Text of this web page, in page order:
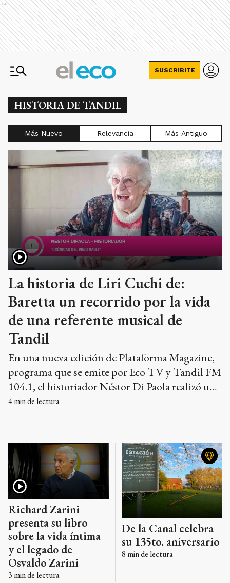
Ads
SUSCRIBITE
HISTORIA DE TANDIL
Más Nuevo Relevancia Más Antiguo
La historia de Liri Cuchi de:
Baretta un recorrido por la vida
de una referente musical de
Tandil
En una nueva edición de Plataforma Magazine,
programa que se emite por Eco TV y Tandil FM
104.1, el historiador Néstor Di Paola realizó un
emotivo homenaje a Liri Cucci de Baretta, al
cumplirse un nuevo aniversario de su
compromiso solidario y los vínculos históricos
que la unieron a la identidad de la ciudad.
4min de lectura
Richard Zarini
presenta su libro
sobre la vida íntima
y el legado de
Osvaldo Zarini
3 min de lectura
De la Canal celebra
su 135to. aniversario
8 min de lectura